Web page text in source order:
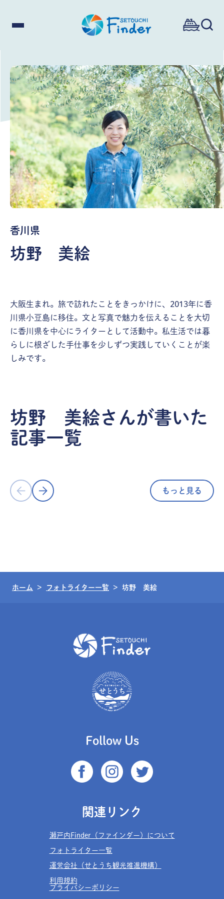
香川県
坊野 美絵
大阪生まれ。旅で訪れたことをきっかけに、2013年に香
川県小豆島に移住。文と写真で魅力を伝えることを大切
に香川県を中心にライターとして活動中。私生活では暮
らしに根ざした手仕事を少しずつ実践していくことが楽
しみです。
坊野 美絵さんが書いた
記事一覧
見て、食べて、持ち帰って、小豆島の
食文化を満喫！創作和食店
「Cultiva（カルチバ）」/香川県小豆
体験
もっと見る
ホーム フォトライター一覧 坊野 美絵
Follow Us
関連リンク
瀬戸内Finder（ファインダー）について
フォトライター一覧
運営会社（せとうち観光推進機構）
利用規約
プライバシーポリシー